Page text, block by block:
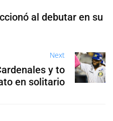
al debutar en su
Next
y to
en solitario